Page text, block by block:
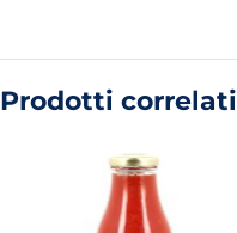
Prodotti correlati